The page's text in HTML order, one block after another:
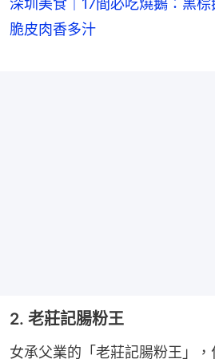
深圳美食｜17間必吃燒鵝：黑
脆皮肉香多汁
2. 老莊記腸粉王
女承父業的「老莊記腸粉王」